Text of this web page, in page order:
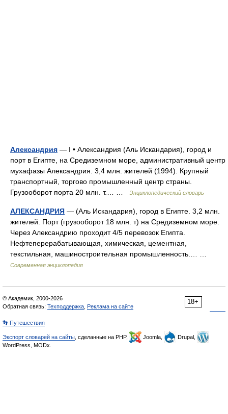
Александрия — I • Александрия (Аль Искандария), город и
порт в Египте, на Средиземном море, административный центр
мухафазы Александрия. 3,4 млн. жителей (1994). Крупный
транспортный, торгово промышленный центр страны.
Грузооборот порта 20 млн. т.… …
Энциклопедический словарь
АЛЕКСАНДРИЯ — (Аль Искандария), город в Египте. 3,2 млн.
жителей. Порт (грузооборот 18 млн. т) на Средиземном море.
Через Александрию проходит 4/5 перевозок Египта.
Нефтеперерабатывающая, химическая, цементная,
текстильная, машиностроительная промышленность.… …
Современная энциклопедия
18+
© Академик, 2000-2026
Обратная связь: Техподдержка Реклама на сайте
👣 Путешествия
Экспорт словарей на сайты , сделанные на PHP, Joomla,
Drupal,
WordPress, MODx.